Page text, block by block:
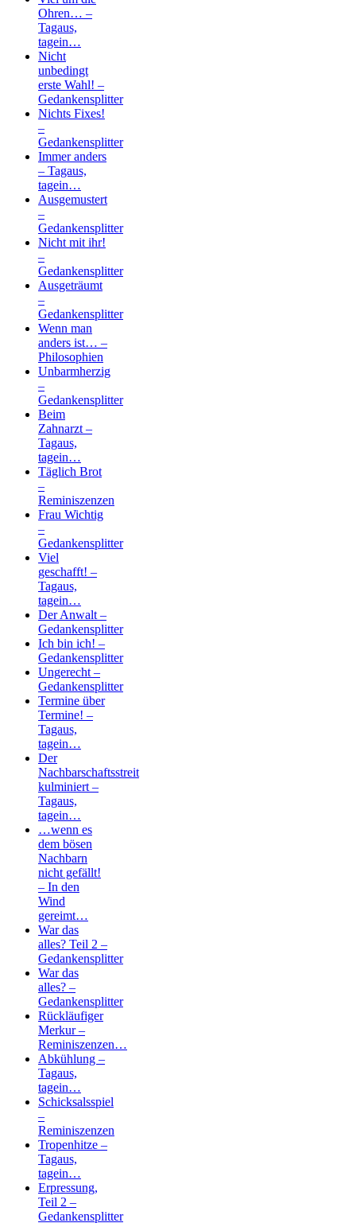
Ohren… –
Tagaus,
tagein…
Nicht
unbedingt
erste Wahl! –
Gedankensplitter
Nichts Fixes!
–
Gedankensplitter
Immer anders
– Tagaus,
tagein…
Ausgemustert
–
Gedankensplitter
Nicht mit ihr!
–
Gedankensplitter
Ausgeträumt
–
Gedankensplitter
Wenn man
anders ist… –
Philosophien
Unbarmherzig
–
Gedankensplitter
Beim
Zahnarzt –
Tagaus,
tagein…
Täglich Brot
–
Reminiszenzen
Frau Wichtig
–
Gedankensplitter
Viel
geschafft! –
Tagaus,
tagein…
Der Anwalt –
Gedankensplitter
Ich bin ich! –
Gedankensplitter
Ungerecht –
Gedankensplitter
Termine über
Termine! –
Tagaus,
tagein…
Der
Nachbarschaftsstreit
kulminiert –
Tagaus,
tagein…
…wenn es
dem bösen
Nachbarn
nicht gefällt!
– In den
Wind
gereimt…
War das
alles? Teil 2 –
Gedankensplitter
War das
alles? –
Gedankensplitter
Rückläufiger
Merkur –
Reminiszenzen…
Abkühlung –
Tagaus,
tagein…
Schicksalsspiel
–
Reminiszenzen
Tropenhitze –
Tagaus,
tagein…
Erpressung,
Teil 2 –
Gedankensplitter